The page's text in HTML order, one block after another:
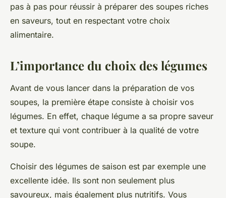
pas à pas pour réussir à préparer des soupes riches
en saveurs, tout en respectant votre choix
alimentaire.
L’importance du choix des légumes
Avant de vous lancer dans la préparation de vos
soupes, la première étape consiste à choisir vos
légumes. En effet, chaque légume a sa propre saveur
et texture qui vont contribuer à la qualité de votre
soupe.
Choisir des légumes de saison est par exemple une
excellente idée. Ils sont non seulement plus
savoureux, mais également plus nutritifs. Vous